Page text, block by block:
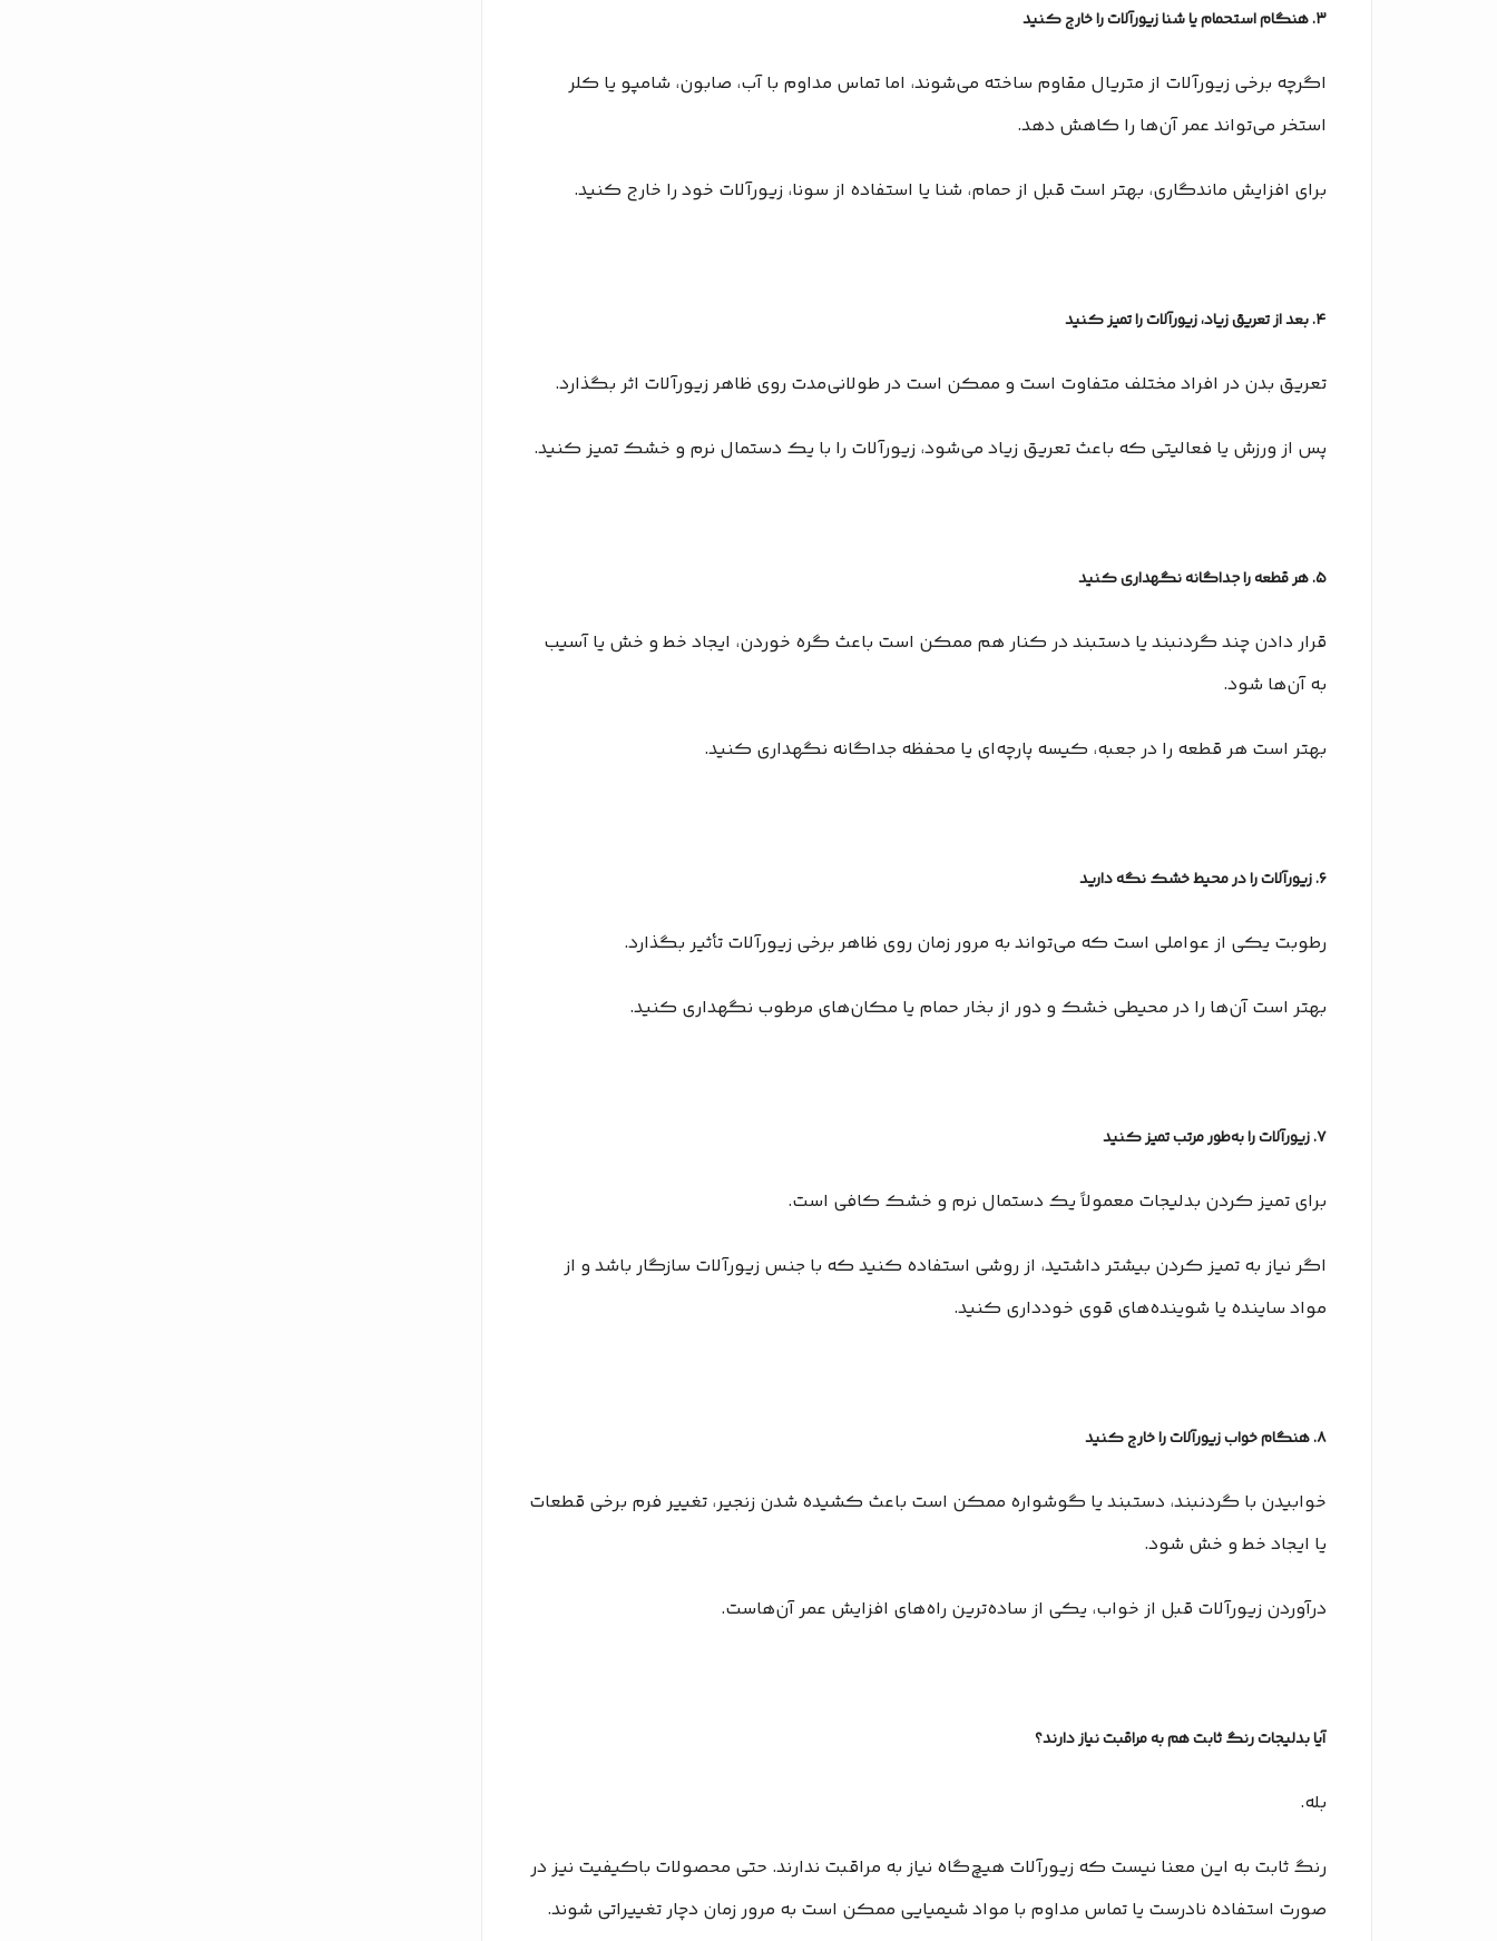
۳. هنگام استحمام یا شنا زیورآلات را خارج کنید
اگرچه برخی زیورآلات از متریال مقاوم ساخته می‌شوند، اما تماس مداوم با آب، صابون، شامپو یا کلر
استخر می‌تواند عمر آن‌ها را کاهش دهد.
برای افزایش ماندگاری، بهتر است قبل از حمام، شنا یا استفاده از سونا، زیورآلات خود را خارج کنید.
۴. بعد از تعریق زیاد، زیورآلات را تمیز کنید
تعریق بدن در افراد مختلف متفاوت است و ممکن است در طولانی‌مدت روی ظاهر زیورآلات اثر بگذارد.
پس از ورزش یا فعالیتی که باعث تعریق زیاد می‌شود، زیورآلات را با یک دستمال نرم و خشک تمیز کنید.
۵. هر قطعه را جداگانه نگهداری کنید
قرار دادن چند گردنبند یا دستبند در کنار هم ممکن است باعث گره خوردن، ایجاد خط و خش یا آسیب
به آن‌ها شود.
بهتر است هر قطعه را در جعبه، کیسه پارچه‌ای یا محفظه جداگانه نگهداری کنید.
۶. زیورآلات را در محیط خشک نگه دارید
رطوبت یکی از عواملی است که می‌تواند به مرور زمان روی ظاهر برخی زیورآلات تأثیر بگذارد.
بهتر است آن‌ها را در محیطی خشک و دور از بخار حمام یا مکان‌های مرطوب نگهداری کنید.
۷. زیورآلات را به‌طور مرتب تمیز کنید
برای تمیز کردن بدلیجات معمولاً یک دستمال نرم و خشک کافی است.
اگر نیاز به تمیز کردن بیشتر داشتید، از روشی استفاده کنید که با جنس زیورآلات سازگار باشد و از
مواد ساینده یا شوینده‌های قوی خودداری کنید.
۸. هنگام خواب زیورآلات را خارج کنید
خوابیدن با گردنبند، دستبند یا گوشواره ممکن است باعث کشیده شدن زنجیر، تغییر فرم برخی قطعات
یا ایجاد خط و خش شود.
درآوردن زیورآلات قبل از خواب، یکی از ساده‌ترین راه‌های افزایش عمر آن‌هاست.
آیا بدلیجات رنگ ثابت هم به مراقبت نیاز دارند؟
بله.
رنگ ثابت به این معنا نیست که زیورآلات هیچ‌گاه نیاز به مراقبت ندارند. حتی محصولات باکیفیت نیز در
صورت استفاده نادرست یا تماس مداوم با مواد شیمیایی ممکن است به مرور زمان دچار تغییراتی شوند.